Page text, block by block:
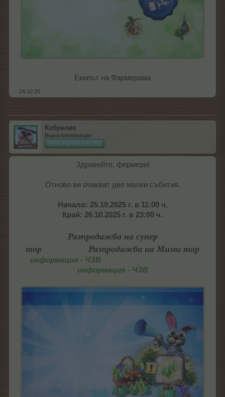
Екипът на Фармерама​
24.10.25
Кобрелия
Board Administrator
Team Farmerama BG
Здравейте, фермери!
Отново ви очакват две малки събития.
Начало: 25.10.2025 г. в 11:00 ч.
Край: 26.10.2025 г. в 23:00 ч.
Разпродажба на супер
тор
Разпродажба на Мими тор
информация - ЧЗВ
информация - ЧЗВ